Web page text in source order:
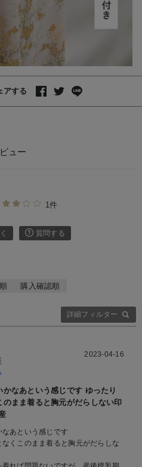
アする
ュー
1件
質問する
詳細フィルター
購入確認順
2023-04-16
なあという感じです ゆったり
まま着ると胸元がだらしない印
あという感じです
くこのまま着ると胸元がだらしな